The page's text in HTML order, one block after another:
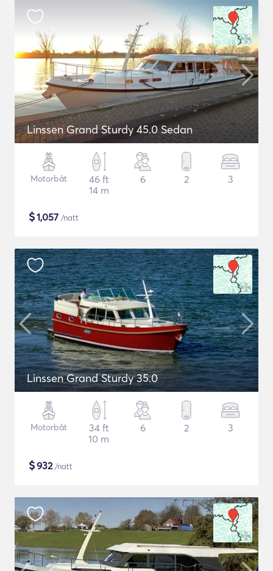
Linssen Grand Sturdy 45.0 Sedan
Motorbåt
46 ft
14 m
6 2 3
$1,057 /natt
Linssen Grand Sturdy 35.0
Motorbåt
34 ft
10 m
6 2 3
$932/natt